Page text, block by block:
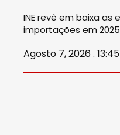
INE revê em baixa
importações em 2025
Agosto 7, 2026 . 13:45